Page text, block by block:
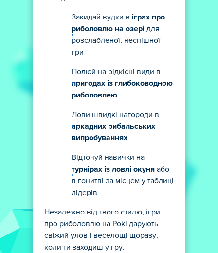
Закидай вудки в іграх про
риболовлю на озері для
розслабленої, неспішної
гри
Полюй на рідкісні види в
пригодах із глибоководною
риболовлею
Лови швидкі нагороди в
аркадних рибальських
випробуваннях
Відточуй навички на
турнірах із ловлі окуня або
в гонитві за місцем у таблиці
лідерів
Незалежно від твого стилю, ігри
про риболовлю на Poki дарують
свіжий улов і веселощі щоразу,
коли ти заходиш у гру.